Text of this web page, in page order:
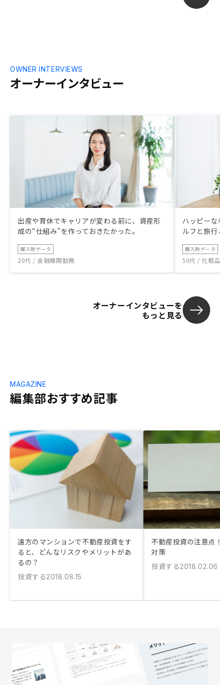
年目に3件目
オーナーインタビュー
OWNER INTERVIEWS
出産や育休でキャリアが変わる前に、資産形
成の“仕組み”を作っておきたかった。
購入時データ
20代 / 金融機関勤務
ハッピー
ルフと旅
購入時データ
50代 / 化粧
オーナーインタビューを
もっと見る
編集部おすすめ記事
MAGAZINE
遠方のマンションで不動産投資をす
ると、どんなリスクやメリットがあ
るの？
投資する2018.08.15
不動産投資の注意点
対策
投資する2018.02.06